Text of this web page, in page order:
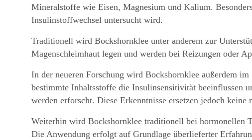
Mineralstoffe wie Eisen, Magnesium und Kalium.
Insulinstoffwechsel untersucht wird.
Traditionell wird Bockshornklee unter anderem zur
Magenschleimhaut legen und werden bei Reizungen oder
In der neueren Forschung wird Bockshornklee außerdem
bestimmte Inhaltsstoffe die Insulinsensitivität beeinflussen
werden erforscht. Diese Erkenntnisse ersetzen jedoch keine
Weiterhin wird Bockshornklee traditionell bei hormonellen
Die Anwendung erfolgt auf Grundlage überlieferter